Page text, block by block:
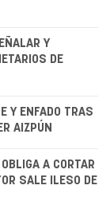
Y
DE
Y ENFADO TRAS
AIZPÚN
A CORTAR
SALE ILESO DE